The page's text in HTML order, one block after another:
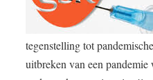
tegenstelling tot
uitbreken van een